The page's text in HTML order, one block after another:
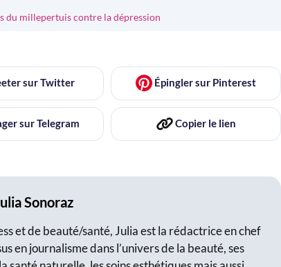
du millepertuis contre la dépression
sur Twitter Épinglersur Pinterest
sur Telegram Copierle lien
Sonoraz
et de beauté/santé, Julia est la rédactrice en chef
en journalisme dans l’univers de la beauté, ses